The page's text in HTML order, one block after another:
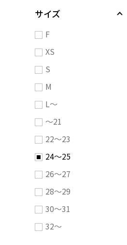
サイズ
F
XS
S
M
L～
～21
22～23
24～25
26～27
28～29
30～31
32～